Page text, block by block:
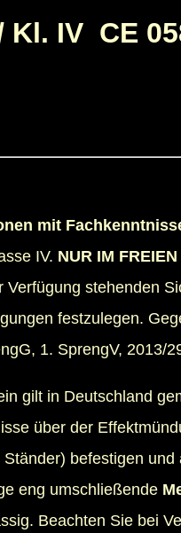
IV CE
mit
IV. NUR IM
stehenden
festzulegen.
1. SprengV, 2013/
gilt in Deutschland
über der
befestigen
eng umschließende
Beachten Sie bei